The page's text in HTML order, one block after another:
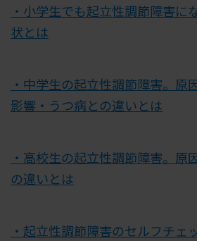
・小学生でも起立性調節障害に
状とは
・中学生の起立性調節障害。原
影響・うつ病との違いとは
・高校生の起立性調節障害。原
の違いとは
・起立性調節障害のセルフチェ